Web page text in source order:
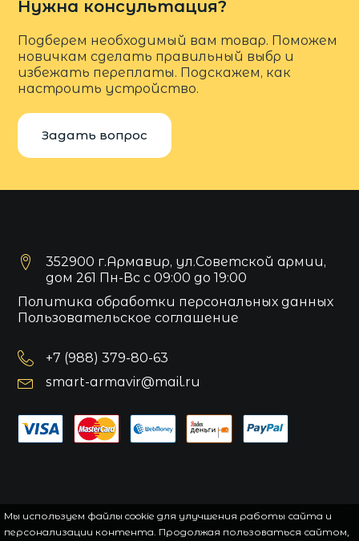
Нужна консультация?
Подберем необходимый вам товар. Поможем
новичкам сделать правильный выбр и
избежать переплаты. Подскажем, как
настроить устройство.
Задать вопрос
352900 г.Армавир, ул.Советской армии,
дом 261 Пн-Вс с 09:00 до 19:00
Политика обработки персональных данных
Пользовательское соглашение
+7 (988) 379-80-63
smart-armavir@mail.ru
Мы используем файлы cookie для улучшения работы сайта и
персонализации контента. Продолжая пользоваться сайтом,